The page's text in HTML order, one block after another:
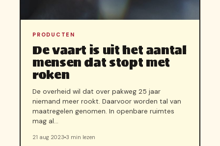
PRODUCTEN
De vaart is uit het aantal
mensen dat stopt met
roken
De overheid wil dat over pakweg 25 jaar
niemand meer rookt. Daarvoor worden tal van
maatregelen genomen. In openbare ruimtes
mag al…
21 aug 2023 3 min lezen